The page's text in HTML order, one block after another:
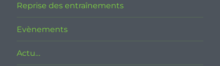
Reprise des entraînements
Evènements
Actu…